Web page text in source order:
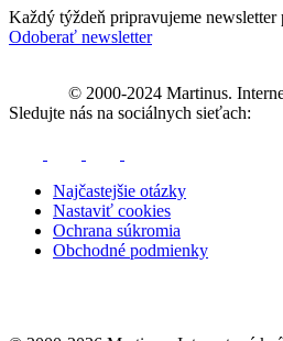
Každý týždeň pripravujeme
Odoberať newsletter
© 2000-2024 Martinus.
Sledujte nás na sociálnych sieťach:
Najčastejšie otázky
Nastaviť cookies
Ochrana súkromia
Obchodné podmienky